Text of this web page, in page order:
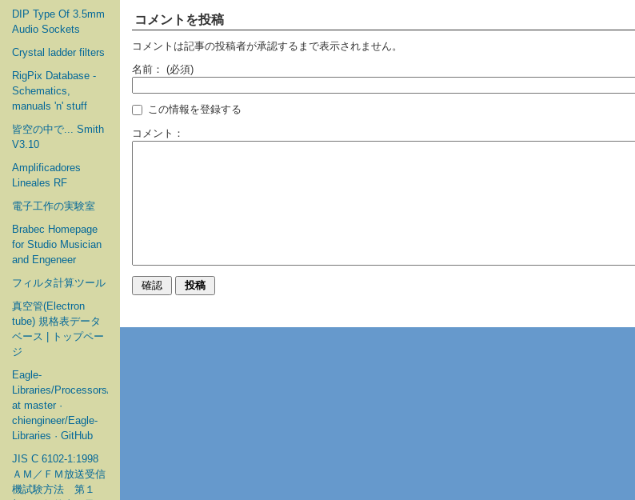
DIP Type Of 3.5mm
Audio Sockets
Crystal ladder filters
RigPix Database -
Schematics,
manuals 'n' stuff
皆空の中で... Smith
V3.10
Amplificadores
Lineales RF
電子工作の実験室
Brabec Homepage
for Studio Musician
and Engeneer
フィルタ計算ツール
真空管(Electron
tube) 規格表データ
ベース | トップペー
ジ
Eagle-
Libraries/Processors/Microchip
at master ·
chiengineer/Eagle-
Libraries · GitHub
JIS C 6102-1:1998
ＡＭ／ＦＭ放送受信
機試験方法 第１
コメントを投稿
コメントは記事の投稿者が承認するまで表示されません。
名前： (必須)
この情報を登録する
コメント：